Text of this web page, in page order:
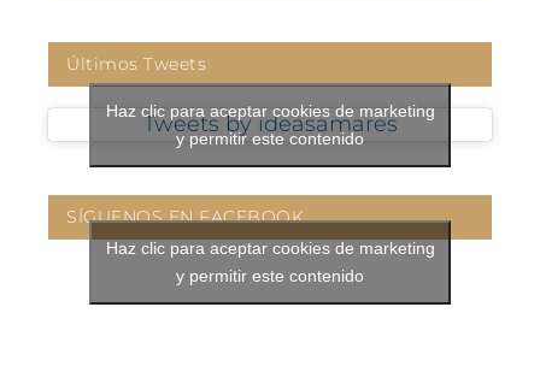
Últimos Tweets
Tweets by ideasamares
Haz clic para aceptar cookies de marketing
y permitir este contenido
SÍGUENOS EN FACEBOOK
Haz clic para aceptar cookies de marketing
y permitir este contenido